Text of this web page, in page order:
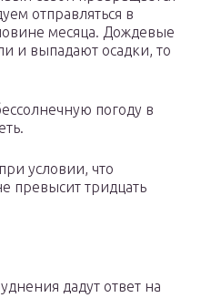
отправляться в
месяца. Дождевые
и выпадают осадки, то
погоду в
условии, что
превысит тридцать
дадут ответ на